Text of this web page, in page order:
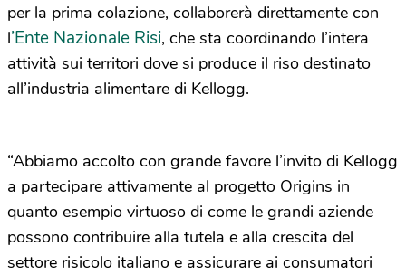
per la prima colazione, collaborerà direttamente con
l’Ente Nazionale Risi, che sta coordinando l’intera
attività sui territori dove si produce il riso destinato
all’industria alimentare di Kellogg.
“Abbiamo accolto con grande favore l’invito di Kellogg
a partecipare attivamente al progetto Origins in
quanto esempio virtuoso di come le grandi aziende
possono contribuire alla tutela e alla crescita del
settore risicolo italiano e assicurare ai consumatori